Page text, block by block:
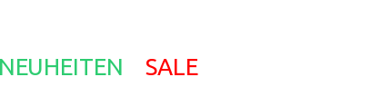
NEUHEITEN SALE